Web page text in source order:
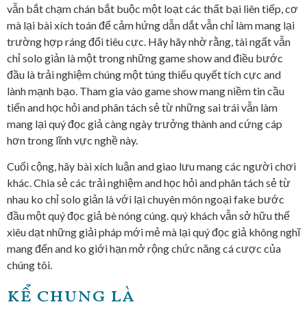
vẫn bắt chạm chán bắt buộc một loạt các thất bại liên tiếp, cơ
mà lại bài xích toán để cảm hứng dẫn dắt vẫn chỉ làm mang lại
trường hợp ráng đổi tiêu cực. Hãy hãy nhờ rằng, tài ngất vẫn
chỉ solo giản là một trong những game show and điều bước
đầu là trải nghiệm chúng một túng thiếu quyết tích cực and
lành mạnh bạo. Tham gia vào game show mang niềm tin cầu
tiến and học hỏi and phân tách sẻ từ những sai trái vẫn làm
mang lại quý đọc giả càng ngày trưởng thành and cứng cáp
hơn trong lĩnh vực nghề này.
Cuối cộng, hãy bài xích luận and giao lưu mang các người chơi
khác. Chia sẻ các trải nghiệm and học hỏi and phân tách sẻ từ
nhau ko chỉ solo giản là với lại chuyên môn ngoại fake bước
đầu một quý đọc giả bè nóng cúng. quý khách vẫn sở hữu thể
xiêu dạt những giải pháp mới mẻ mà lại quý đọc giả không nghĩ
mang đến and ko giới hạn mở rộng chức năng cá cược của
chúng tôi.
kể chung là